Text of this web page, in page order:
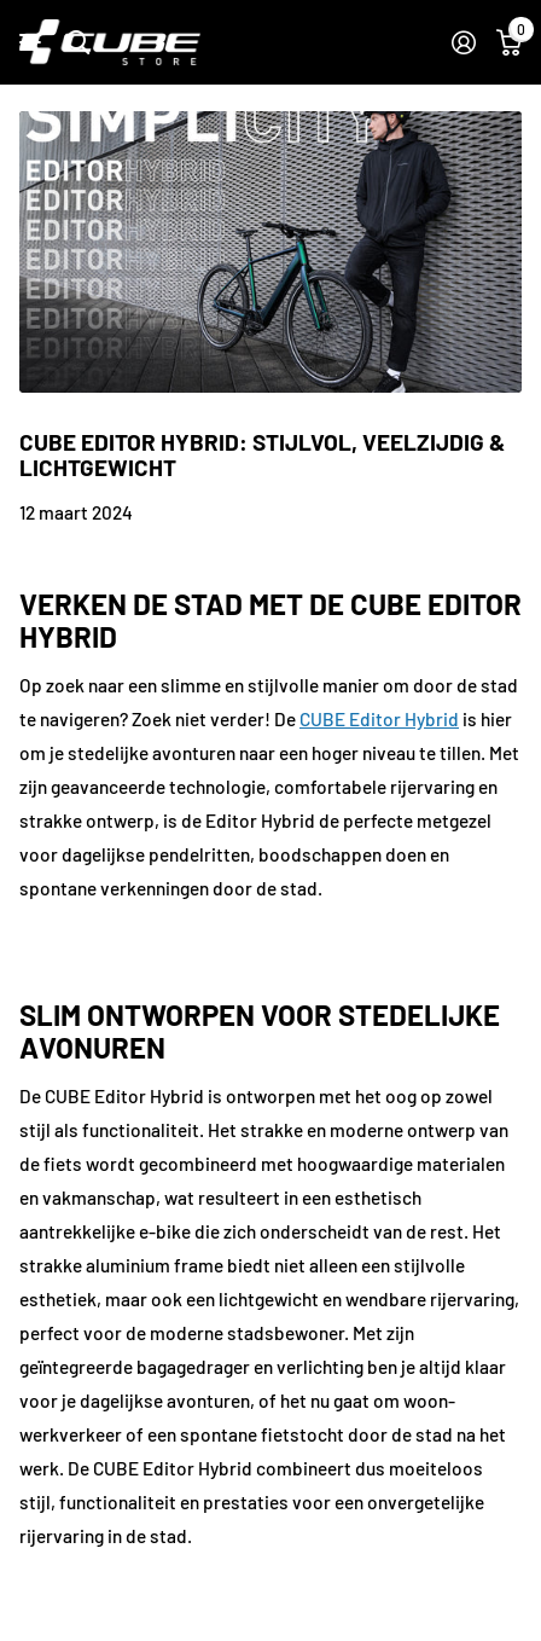
0
CUBE EDITOR HYBRID: STIJLVOL, VEELZIJDIG &
LICHTGEWICHT
12 maart 2024
VERKEN DE STAD MET DE CUBE EDITOR
HYBRID
Op zoek naar een slimme en stijlvolle manier om door de stad
te navigeren? Zoek niet verder! De CUBE Editor Hybrid is hier
om je stedelijke avonturen naar een hoger niveau te tillen. Met
zijn geavanceerde technologie, comfortabele rijervaring en
strakke ontwerp, is de Editor Hybrid de perfecte metgezel
voor dagelijkse pendelritten, boodschappen doen en
spontane verkenningen door de stad.
SLIM ONTWORPEN VOOR STEDELIJKE
AVONUREN
De CUBE Editor Hybrid is ontworpen met het oog op zowel
stijl als functionaliteit. Het strakke en moderne ontwerp van
de fiets wordt gecombineerd met hoogwaardige materialen
en vakmanschap, wat resulteert in een esthetisch
aantrekkelijke e-bike die zich onderscheidt van de rest. Het
strakke aluminium frame biedt niet alleen een stijlvolle
esthetiek, maar ook een lichtgewicht en wendbare rijervaring,
perfect voor de moderne stadsbewoner. Met zijn
geïntegreerde bagagedrager en verlichting ben je altijd klaar
voor je dagelijkse avonturen, of het nu gaat om woon-
werkverkeer of een spontane fietstocht door de stad na het
werk. De CUBE Editor Hybrid combineert dus moeiteloos
stijl, functionaliteit en prestaties voor een onvergetelijke
rijervaring in de stad.